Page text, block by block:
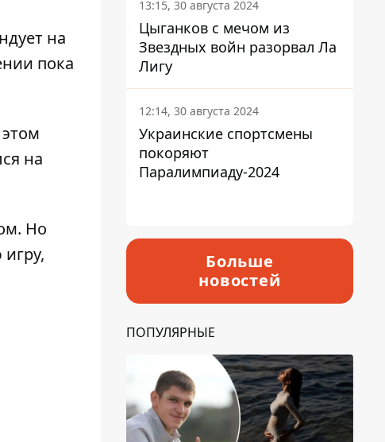
на
пока
на
Но
13:15, 30 августа 2024
Цыганков с мечом из
Звездных войн разорвал Ла
Лигу
12:14, 30 августа 2024
Украинские спортсмены
покоряют
Паралимпиаду-2024
Больше
новостей
ПОПУЛЯРНЫЕ